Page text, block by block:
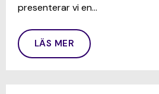
presenterar vi en…
LÄS MER